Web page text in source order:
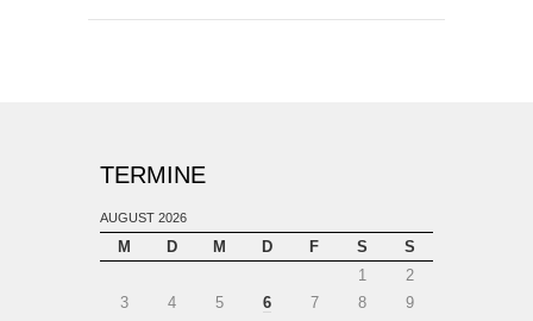
TERMINE
AUGUST 2026
M D M D F S
S
1
2
3
4 5 6 7 8 9